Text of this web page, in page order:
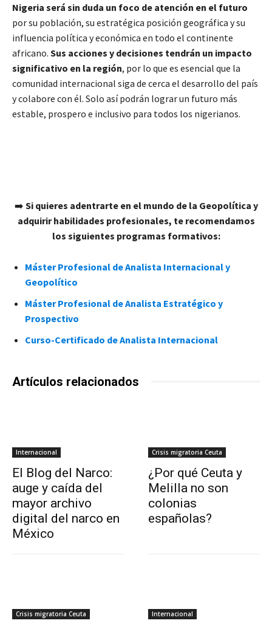
Nigeria será sin duda un foco de atención en el futuro
por su población, su estratégica posición geográfica y su
influencia política y económica en todo el continente
africano. Sus acciones y decisiones tendrán un impacto
significativo en la región, por lo que es esencial que la
comunidad internacional siga de cerca el desarrollo del país
y colabore con él. Solo así podrán lograr un futuro más
estable, prospero e inclusivo para todos los nigerianos.
➡️ Si quieres adentrarte en el mundo de la Geopolítica y
adquirir habilidades profesionales, te recomendamos
los siguientes programas formativos:
Máster Profesional de Analista Internacional y
Geopolítico
Máster Profesional de Analista Estratégico y
Prospectivo
Curso-Certificado de Analista Internacional
Artículos relacionados
Internacional
El Blog del Narco:
auge y caída del
mayor archivo
digital del narco en
México
Crisis migratoria Ceuta
¿Por qué Ceuta y
Melilla no son
colonias
españolas?
Crisis migratoria Ceuta Internacional